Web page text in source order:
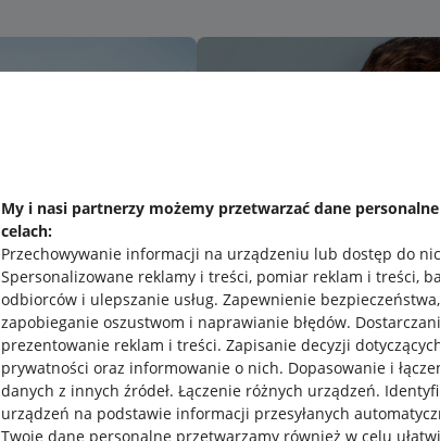
My i nasi partnerzy możemy przetwarzać dane
celach:
Przechowywanie informacji na urządzeniu lub dostęp do
Spersonalizowane reklamy i treści, pomiar reklam i treści,
odbiorców i ulepszanie usług. Zapewnienie bezpieczeństwa,
zapobieganie oszustwom i naprawianie błędów.
prezentowanie reklam i treści. Zapisanie decyzji
prywatności oraz informowanie o nich. Dopasowanie i
danych z innych źródeł. Łączenie różnych urządzeń.
urządzeń na podstawie informacji przesyłanych
Twoje dane personalne przetwarzamy również w celu
Pobierz aplikację